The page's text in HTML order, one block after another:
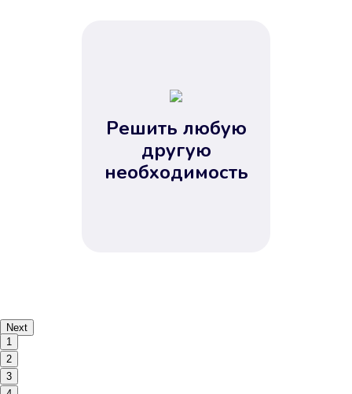
Решить любую
другую
необходимость
Next
1
2
3